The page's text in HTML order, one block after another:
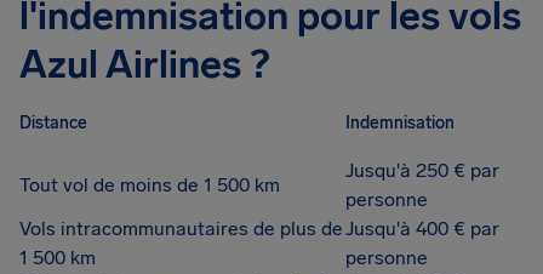
l'indemnisation pour les vols
Azul Airlines ?
Distance Indemnisation
Tout vol de moins de 1 500 km
Jusqu'à 250 € par
personne
Vols intracommunautaires de plus de
1 500 km
Jusqu'à 400 € par
personne